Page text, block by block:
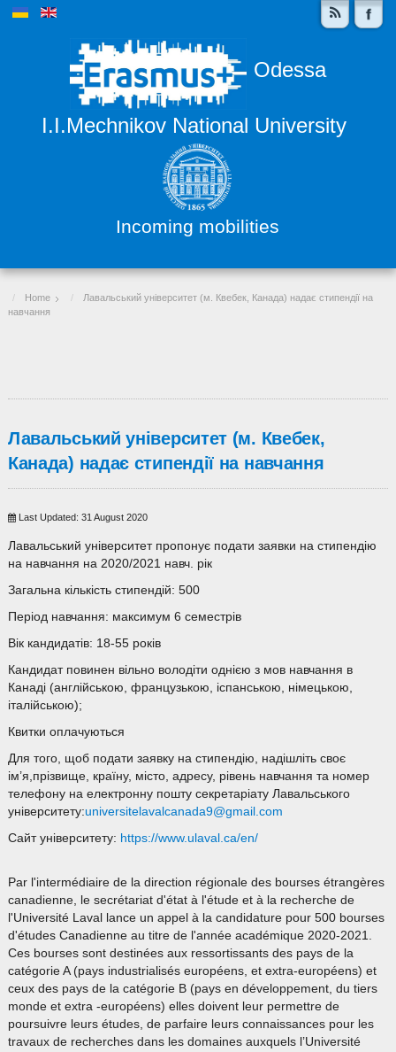
Odessa
I.I.Mechnikov National University
Incoming mobilities
Home
Лавальський університет (м. Квебек, Канада) надає стипендії на
навчання
Лавальський університет (м. Квебек,
Канада) надає стипендії на навчання
Last Updated: 31 August 2020
Лавальський університет пропонує подати заявки на стипендію
на навчання на 2020/2021 навч. рік
Загальна кількість стипендій: 500
Період навчання: максимум 6 семестрів
Вік кандидатів: 18-55 років
Кандидат повинен вільно володіти однією з мов навчання в
Канаді (англійською, французькою, іспанською, німецькою,
італійською);
Квитки оплачуються
Для того, щоб подати заявку на стипендію, надішліть своє
ім’я,прізвище, країну, місто, адресу, рівень навчання та номер
телефону на електронну пошту секретаріату Лавальського
університету:universitelavalcanada9@gmail.com
Сайт університету: https://www.ulaval.ca/en/
Par l'intermédiaire de la direction régionale des bourses étrangères
canadienne, le secrétariat d'état à l'étude et à la recherche de
l'Université Laval lance un appel à la candidature pour 500 bourses
d'études Canadienne au titre de l'année académique 2020-2021.
Ces bourses sont destinées aux ressortissants des pays de la
catégorie A (pays industrialisés européens, et extra-européens) et
ceux des pays de la catégorie B (pays en développement, du tiers
monde et extra -européens) elles doivent leur permettre de
poursuivre leurs études, de parfaire leurs connaissances pour les
travaux de recherches dans les domaines auxquels l’Université